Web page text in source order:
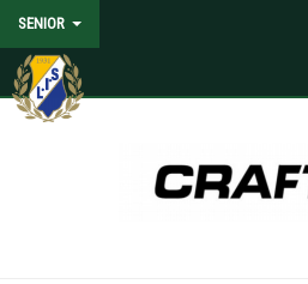
SENIOR
HEM